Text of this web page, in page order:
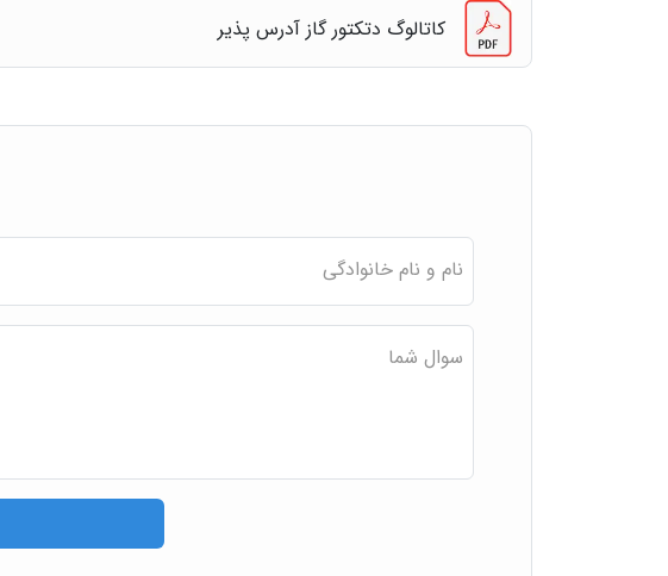
کاتالوگ دتکتور گاز آدرس پذیر
نام و نام خانوادگی
سوال شما